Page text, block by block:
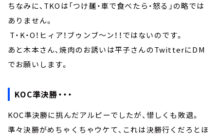
ちなみに、TKOは「つけ麺・車で食べたら・怒る」の略では
ありません。
T・K・O！ヒィア！ブゥンブ～ン！！ではないのです。
あと木本さん、焼肉のお誘いは平子さんのTwitterにDM
でお願いします。
KOC準決勝・・・
KOC準決勝に挑んだアルピーでしたが、惜しくも敗退。
準々決勝がめちゃくちゃウケて、これは決勝行くだろとほ